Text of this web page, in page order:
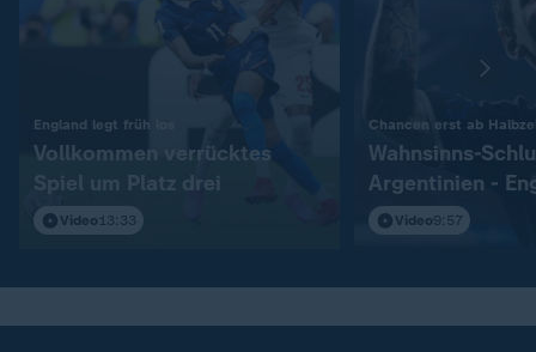
England legt früh los
Vollkommen verrücktes
Spiel um Platz drei
Video 13:33
Chancen erst ab
Wahnsinns-
Argentinien -
Video9:57